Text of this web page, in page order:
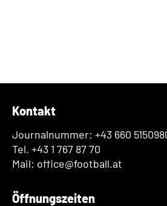
Kontakt
Journalnummer: +43 660
Tel. +43 1 767 87 70
Mail: office@football.at
Öffnungszeiten